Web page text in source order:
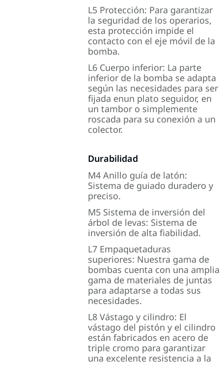
L5 Protección: Para garantizar
la seguridad de los operarios,
esta protección impide el
contacto con el eje móvil de la
bomba.
L6 Cuerpo inferior: La parte
inferior de la bomba se adapta
según las necesidades para ser
fijada enun plato seguidor, en
un tambor o simplemente
roscada para su conexión a un
colector.
Durabilidad
M4 Anillo guía de latón:
Sistema de guiado duradero y
preciso.
M5 Sistema de inversión del
árbol de levas: Sistema de
inversión de alta fiabilidad.
L7 Empaquetaduras
superiores: Nuestra gama de
bombas cuenta con una amplia
gama de materiales de juntas
para adaptarse a todas sus
necesidades.
L8 Vástago y cilindro: El
vástago del pistón y el cilindro
están fabricados en acero de
triple cromo para garantizar
una excelente resistencia a la